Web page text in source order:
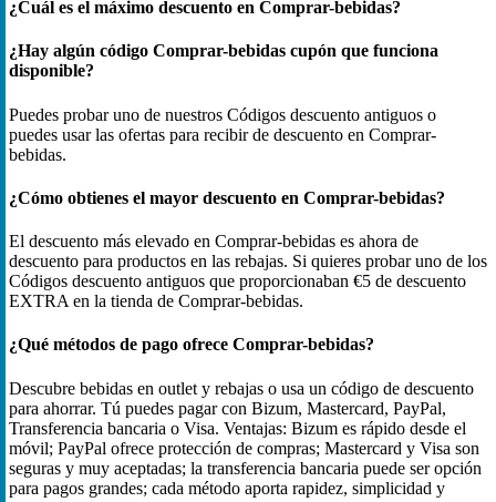
¿Cuál es el máximo descuento en Comprar-bebidas?
¿Hay algún código Comprar-bebidas cupón que funciona
disponible?
Puedes probar uno de nuestros Códigos descuento antiguos o
puedes usar las ofertas para recibir de descuento en Comprar-
bebidas.
¿Cómo obtienes el mayor descuento en Comprar-bebidas?
El descuento más elevado en Comprar-bebidas es ahora de
descuento para productos en las rebajas. Si quieres probar uno de los
Códigos descuento antiguos que proporcionaban €5 de descuento
EXTRA en la tienda de Comprar-bebidas.
¿Qué métodos de pago ofrece Comprar-bebidas?
Descubre bebidas en outlet y rebajas o usa un código de descuento
para ahorrar. Tú puedes pagar con Bizum, Mastercard, PayPal,
Transferencia bancaria o Visa. Ventajas: Bizum es rápido desde el
móvil; PayPal ofrece protección de compras; Mastercard y Visa son
seguras y muy aceptadas; la transferencia bancaria puede ser opción
para pagos grandes; cada método aporta rapidez, simplicidad y